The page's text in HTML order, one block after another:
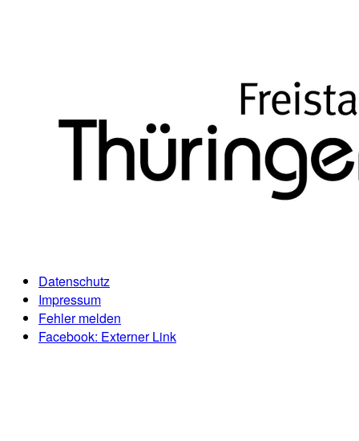
Datenschutz
Impressum
Fehler melden
Facebook: Externer Link